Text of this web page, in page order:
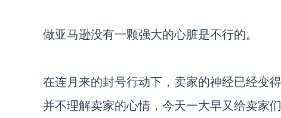
做亚马逊没有一颗强大的心脏是不行的。
在连月来的封号行动下，卖家的神经已经变
并不理解卖家的心情，今天一大早又给卖家